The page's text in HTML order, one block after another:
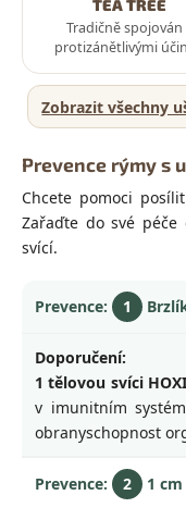
TEA TREE
Tradičně spojován
protizánětlivými
Zobrazit všechny
Prevence rýmy s
Chcete pomoci
Zařaďte do své
svící.
1
1 tělovou svíci
v imunitním
obranyschopnost
2 1